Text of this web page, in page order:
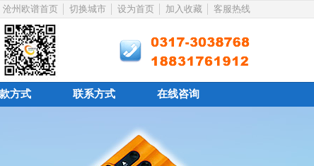
沧州欧谱首页 切换城市 设为首页 加入收藏 客服热线
方式 联系方式 在线咨询